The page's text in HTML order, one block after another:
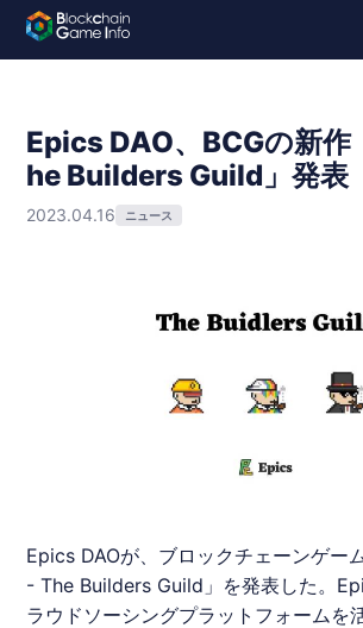
Epics DAO、BCGの新
he Builders Guild」発表
2023.04.16 ニュース
Epics DAOが、ブロックチェーンゲー
- The Builders Guild」を発表した。
ラウドソーシングプラットフォームを